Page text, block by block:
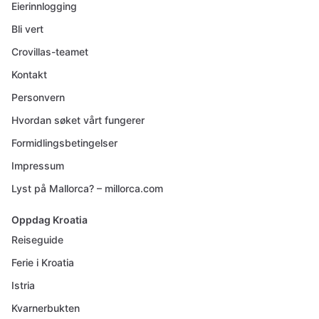
Eierinnlogging
Bli vert
Crovillas-teamet
Kontakt
Personvern
Hvordan søket vårt fungerer
Formidlingsbetingelser
Impressum
Lyst på Mallorca? – millorca.com
Oppdag Kroatia
Reiseguide
Ferie i Kroatia
Istria
Kvarnerbukten